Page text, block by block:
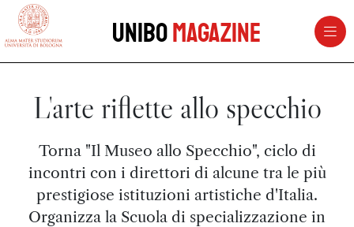
vai al contenuto della pagina
UniboMagazine
L'arte riflette allo specchio
Torna "Il Museo allo Specchio", ciclo di
incontri con i direttori di alcune tra le più
prestigiose istituzioni artistiche d'Italia.
Organizza la Scuola di specializzazione in